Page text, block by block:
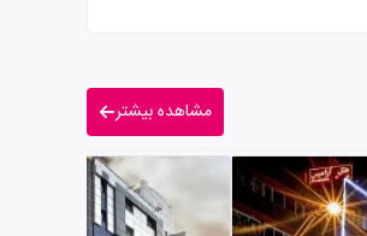
مشاهده بیشتر